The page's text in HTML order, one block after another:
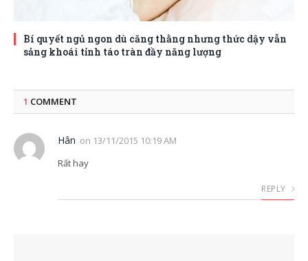
Bí quyết ngủ ngon dù căng thằng nhưng thức dậy vẫn
sảng khoái tỉnh táo tràn đầy năng lượng
1 COMMENT
Hân on 13/11/2015 10:19 AM
Rất hay
REPLY